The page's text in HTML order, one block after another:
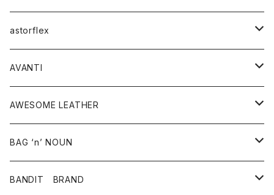
スカート
バッグ
シューズ
アクセサリー
その他雑貨
コート
ジャケット
トップス
ベスト
シャツ
ワンピース
ボトム
スカート
パンツ
グッズ
靴
アクセサリー
ウォレット
バッグ
astorflex
グッズ
靴
AVANTI
シャツ
AWESOME LEATHER
アウター
革ジャケット
BAG ‘n’ NOUN
アクセサリー
BANDIT BRAND